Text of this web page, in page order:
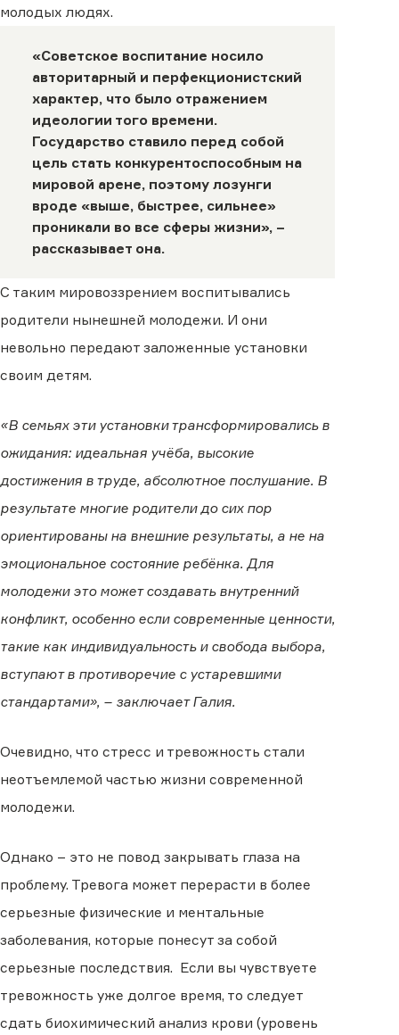
молодых людях.
«Советское воспитание носило
авторитарный и перфекционистский
характер, что было отражением
идеологии того времени.
Государство ставило перед собой
цель стать конкурентоспособным на
мировой арене, поэтому лозунги
вроде «выше, быстрее, сильнее»
проникали во все сферы жизни», –
рассказывает она.
С таким мировоззрением воспитывались
родители нынешней молодежи. И они
невольно передают заложенные установки
своим детям.
«В семьях эти установки трансформировались в
ожидания: идеальная учёба, высокие
достижения в труде, абсолютное послушание. В
результате многие родители до сих пор
ориентированы на внешние результаты, а не на
эмоциональное состояние ребёнка. Для
молодежи это может создавать внутренний
конфликт, особенно если современные ценности,
такие как индивидуальность и свобода выбора,
вступают в противоречие с устаревшими
стандартами», – заключает Галия.
Очевидно, что стресс и тревожность стали
неотъемлемой частью жизни современной
молодежи.
Однако – это не повод закрывать глаза на
проблему. Тревога может перерасти в более
серьезные физические и ментальные
заболевания, которые понесут за собой
серьезные последствия. Если вы чувствуете
тревожность уже долгое время, то следует
сдать биохимический анализ крови (уровень